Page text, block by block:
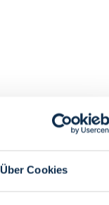
Über Cookies